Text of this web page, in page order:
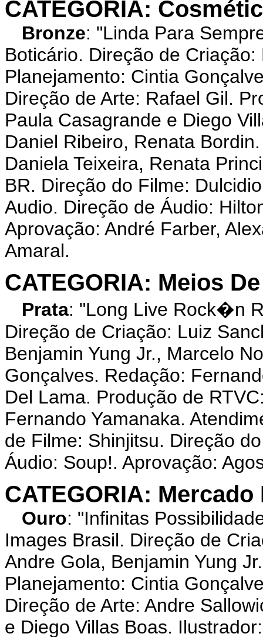
CATEGORIA:
Bronze: "Linda Para
Boticário. Direção de
Planejamento: Cintia
Direção de Arte: Rafael Gil.
Paula Casagrande e Diego
Daniel Ribeiro, Renata
Daniela Teixeira, Renata
BR. Direção do Filme:
Audio. Direção de Áudio:
Aprovação: André Farber,
Amaral.
CATEGORIA: Meios
Prata: "Long Live Rock�n
Direção de Criação: Luiz
Benjamin Yung Jr., Marcelo
Gonçalves. Redação:
Del Lama. Produção de
Fernando Yamanaka.
de Filme: Shinjitsu. Direção
Áudio: Soup!. Aprovação:
CATEGORIA:
Ouro: "Infinitas
Images Brasil. Direção de
Andre Gola, Benjamin Yung
Planejamento: Cintia
Direção de Arte: Andre
e Diego Villas Boas.